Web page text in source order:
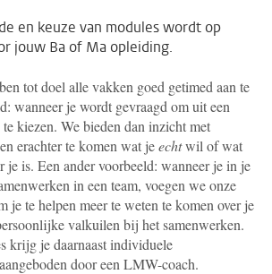
en keuze van modules wordt op
jouw Ba of Ma opleiding.
tot doel alle vakken goed getimed aan te
wanneer je wordt gevraagd om uit een
kiezen. We bieden dan inzicht met
erachter te komen wat jeechtwil of wat
je is. Een ander voorbeeld: wanneer je in je
in een team, voegen we onze
je te helpen meer te weten te komen over je
valkuilen bij het samenwerken.
krijg je daarnaast individuele
door een LMW-coach.